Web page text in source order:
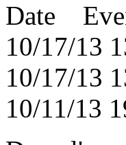
Date
10/17/13
10/17/13
10/11/13